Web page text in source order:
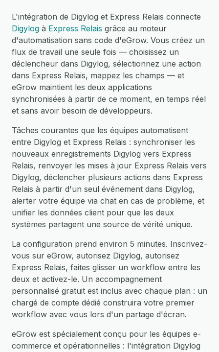
L'intégration de Digylog et Express Relais connecte
Digylog à Express Relais grâce au moteur
d'automatisation sans code d'eGrow. Vous créez un
flux de travail une seule fois — choisissez un
déclencheur dans Digylog, sélectionnez une action
dans Express Relais, mappez les champs — et
eGrow maintient les deux applications
synchronisées à partir de ce moment, en temps réel
et sans avoir besoin de développeurs.
Tâches courantes que les équipes automatisent
entre Digylog et Express Relais : synchroniser les
nouveaux enregistrements Digylog vers Express
Relais, renvoyer les mises à jour Express Relais vers
Digylog, déclencher plusieurs actions dans Express
Relais à partir d'un seul événement dans Digylog,
alerter votre équipe via chat en cas de problème, et
unifier les données client pour que les deux
systèmes partagent une source de vérité unique.
La configuration prend environ 5 minutes. Inscrivez-
vous sur eGrow, autorisez Digylog, autorisez
Express Relais, faites glisser un workflow entre les
deux et activez-le. Un accompagnement
personnalisé gratuit est inclus avec chaque plan : un
chargé de compte dédié construira votre premier
workflow avec vous lors d'un partage d'écran.
eGrow est spécialement conçu pour les équipes e-
commerce et opérationnelles : l'intégration Digylog